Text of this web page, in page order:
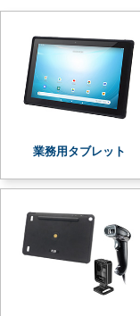
業務用タブレット